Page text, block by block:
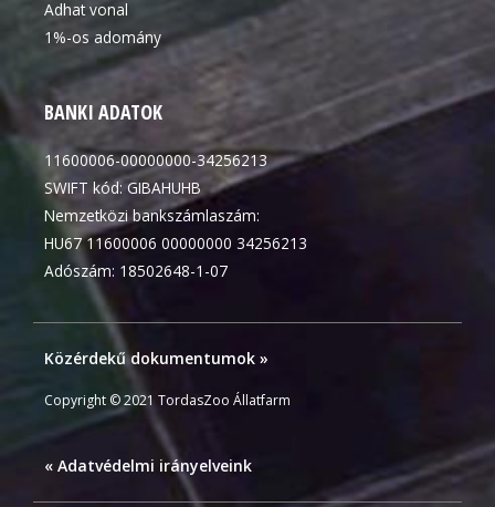
Adhat vonal
1%-os adomány
BANKI ADATOK
11600006-00000000-34256213
SWIFT kód: GIBAHUHB
Nemzetközi bankszámlaszám:
HU67 11600006 00000000 34256213
Adószám: 18502648-1-07
Közérdekű dokumentumok »
Copyright © 2021 TordasZoo Állatfarm
« Adatvédelmi irányelveink